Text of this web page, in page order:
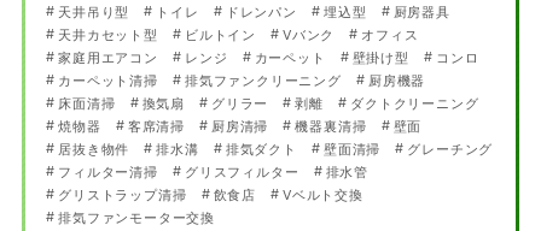
天井吊り型
トイレ ドレンパン 埋込型
厨房器具
天井カセット型
ビルトイン Vバンク
オフィス
家庭用エアコン
レンジ カーペット 壁掛け型
コンロ
カーペット清掃
排気ファンクリーニング
厨房機器
床面清掃
換気扇 グリラー 剥離
ダクトクリーニング
焼物器
客席清掃 厨房清掃 機器裏清掃
壁面
居抜き物件
排水溝 排気ダクト 壁面清掃
グレーチング
フィルター清掃
グリスフィルター
排水管
グリストラップ清掃
飲食店
Vベルト交換
排気ファンモーター交換